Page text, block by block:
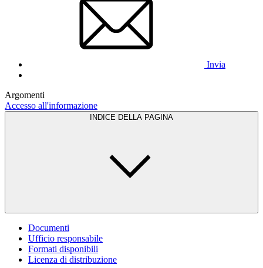
Invia
Argomenti
Accesso all'informazione
INDICE DELLA PAGINA
Documenti
Ufficio responsabile
Formati disponibili
Licenza di distribuzione